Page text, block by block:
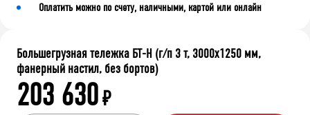
Оплатить можно по счету, наличными, картой или онлайн
Большегрузная тележка БТ-Н (г/п 3 т, 3000x1250 мм,
фанерный настил, без бортов)
203 630₽